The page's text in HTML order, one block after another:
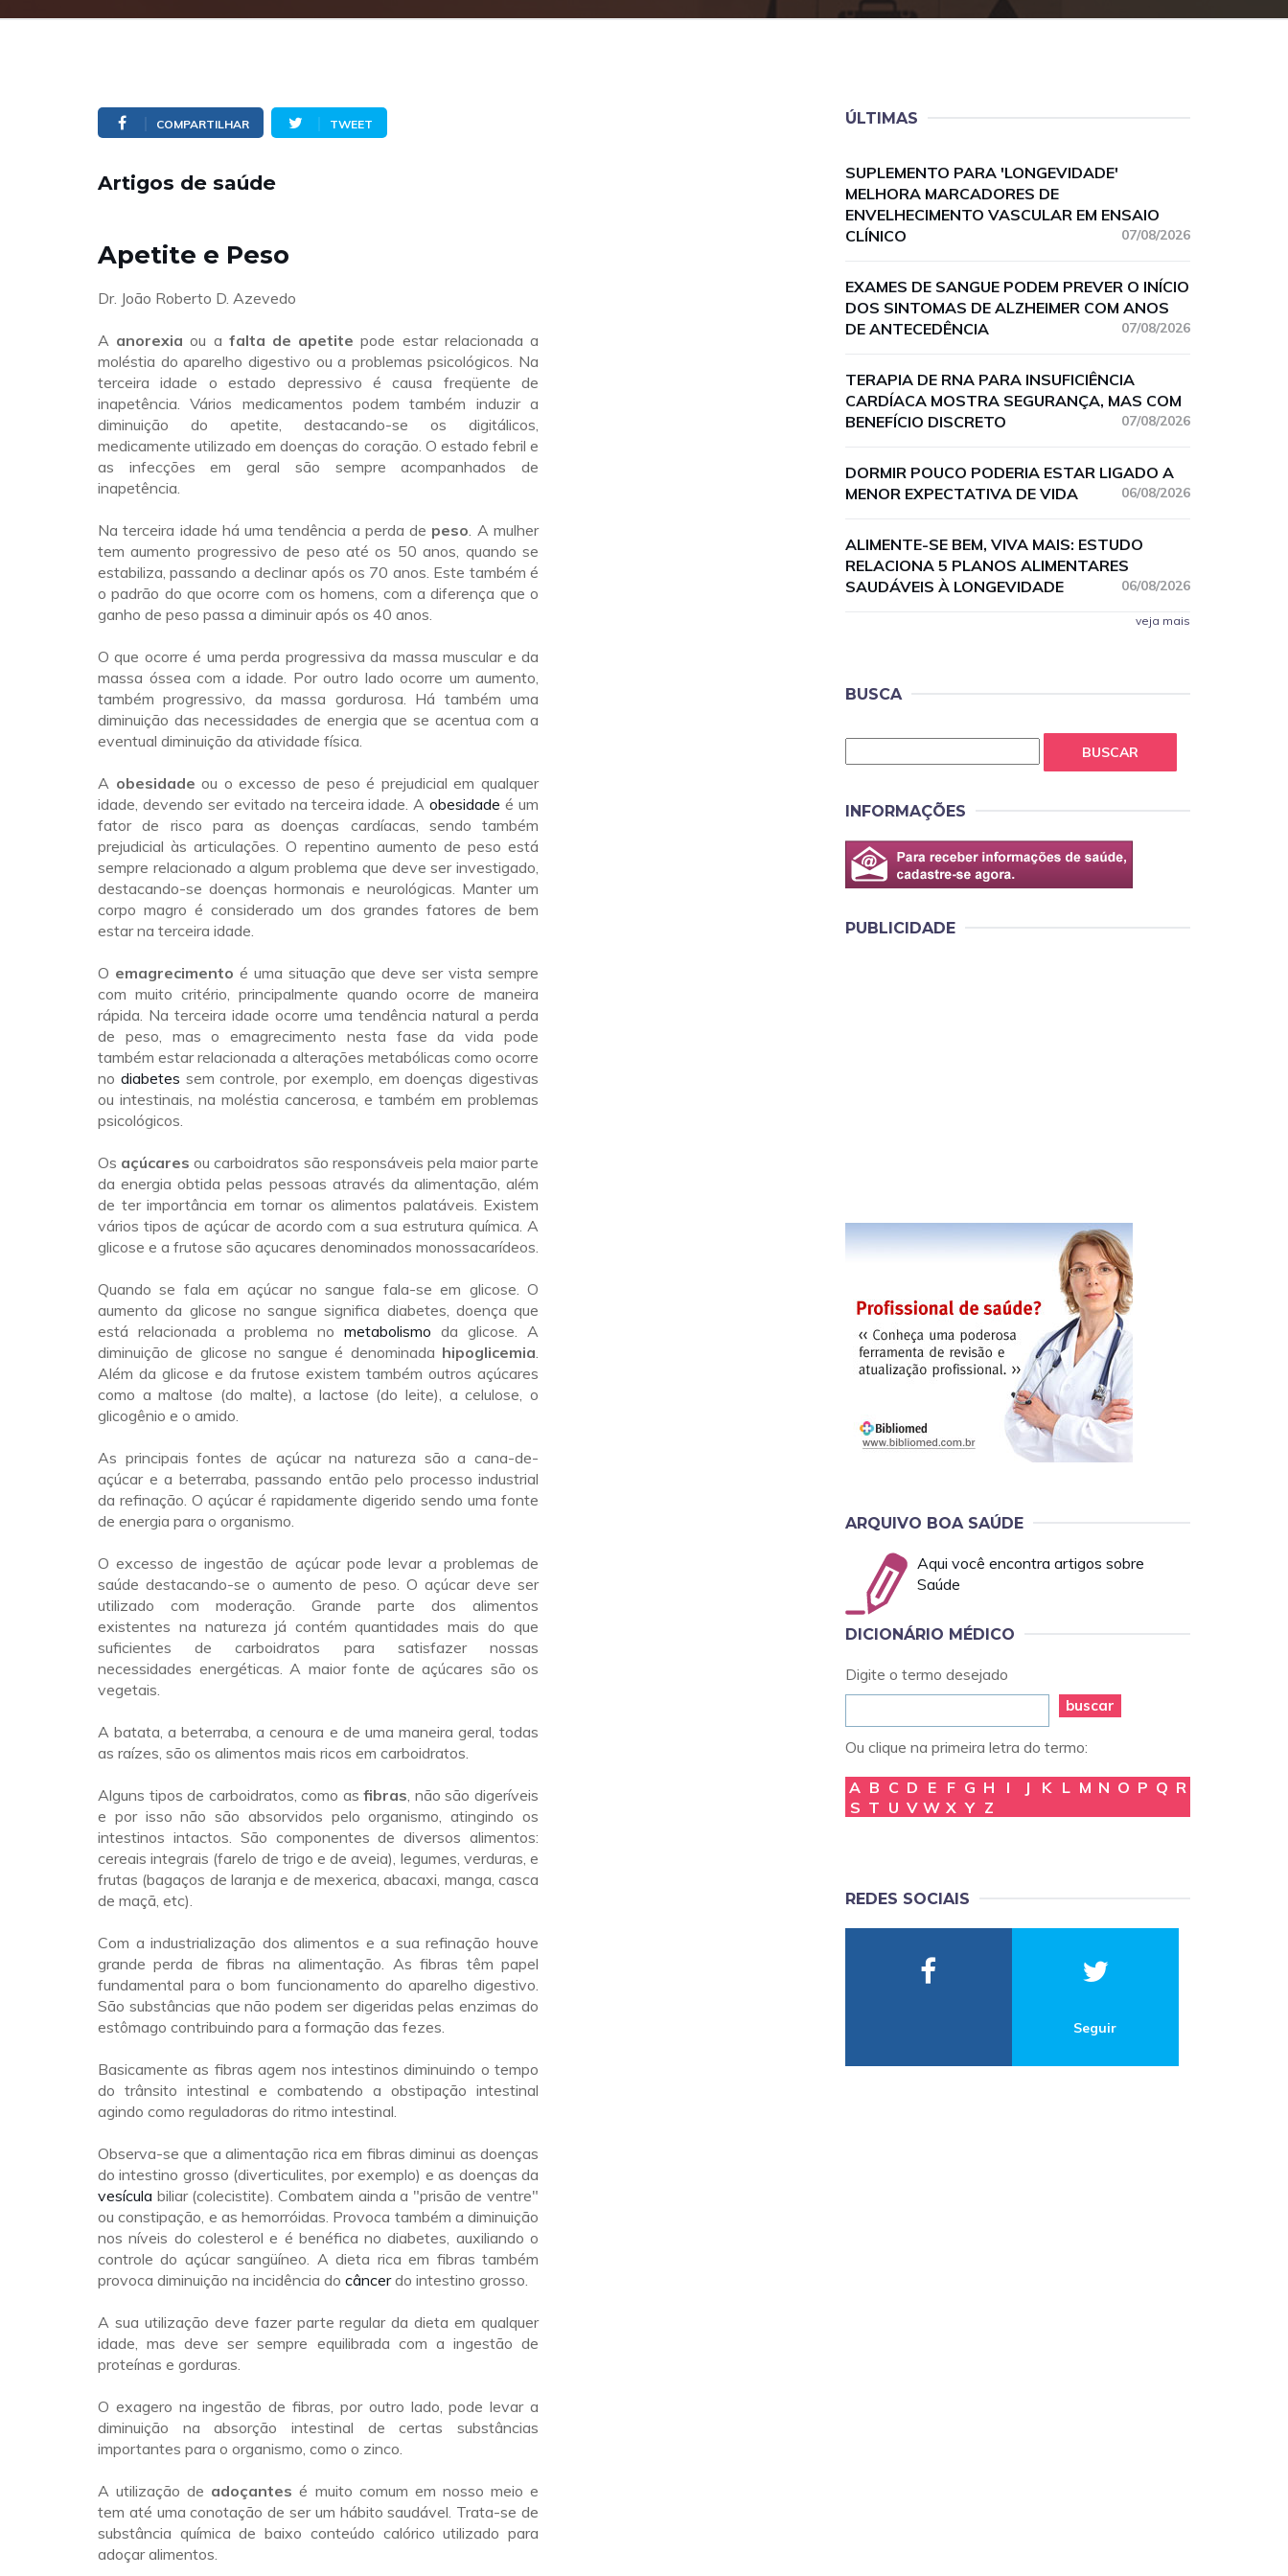
COMPARTILHAR TWEET
Artigos de saúde
Apetite e Peso
Dr. João Roberto D. Azevedo
A anorexia ou a falta de apetite pode estar relacionada a
moléstia do aparelho digestivo ou a problemas psicológicos. Na
terceira idade o estado depressivo é causa freqüente de
inapetência. Vários medicamentos podem também induzir a
diminuição do apetite, destacando-se os digitálicos,
medicamente utilizado em doenças do coração. O estado febril e
as infecções em geral são sempre acompanhados de
inapetência.
Na terceira idade há uma tendência a perda de peso. A mulher
tem aumento progressivo de peso até os 50 anos, quando se
estabiliza, passando a declinar após os 70 anos. Este também é
o padrão do que ocorre com os homens, com a diferença que o
ganho de peso passa a diminuir após os 40 anos.
O que ocorre é uma perda progressiva da massa muscular e da
massa óssea com a idade. Por outro lado ocorre um aumento,
também progressivo, da massa gordurosa. Há também uma
diminuição das necessidades de energia que se acentua com a
eventual diminuição da atividade física.
A obesidade ou o excesso de peso é prejudicial em qualquer
idade, devendo ser evitado na terceira idade. Aobesidade é um
fator de risco para as doenças cardíacas, sendo também
prejudicial às articulações. O repentino aumento de peso está
sempre relacionado a algum problema que deve ser investigado,
destacando-se doenças hormonais e neurológicas. Manter um
corpo magro é considerado um dos grandes fatores de bem
estar na terceira idade.
O emagrecimento é uma situação que deve ser vista sempre
com muito critério, principalmente quando ocorre de maneira
rápida. Na terceira idade ocorre uma tendência natural a perda
de peso, mas o emagrecimento nesta fase da vida pode
também estar relacionada a alterações metabólicas como ocorre
no diabetes sem controle, por exemplo, em doenças digestivas
ou intestinais, na moléstia cancerosa, e também em problemas
psicológicos.
Os açúcares ou carboidratos são responsáveis pela maior parte
da energia obtida pelas pessoas através da alimentação, além
de ter importância em tornar os alimentos palatáveis. Existem
vários tipos de açúcar de acordo com a sua estrutura química. A
glicose e a frutose são açucares denominados monossacarídeos.
Quando se fala em açúcar no sangue fala-se em glicose. O
aumento da glicose no sangue significa diabetes, doença que
está relacionada a problema no metabolismo da glicose. A
diminuição de glicose no sangue é denominada hipoglicemia.
Além da glicose e da frutose existem também outros açúcares
como a maltose (do malte), a lactose (do leite), a celulose, o
glicogênio e o amido.
As principais fontes de açúcar na natureza são a cana-de-
açúcar e a beterraba, passando então pelo processo industrial
da refinação. O açúcar é rapidamente digerido sendo uma fonte
de energia para o organismo.
O excesso de ingestão de açúcar pode levar a problemas de
saúde destacando-se o aumento de peso. O açúcar deve ser
utilizado com moderação. Grande parte dos alimentos
existentes na natureza já contém quantidades mais do que
suficientes de carboidratos para satisfazer nossas
necessidades energéticas. A maior fonte de açúcares são os
vegetais.
A batata, a beterraba, a cenoura e de uma maneira geral, todas
as raízes, são os alimentos mais ricos em carboidratos.
Alguns tipos de carboidratos, como asfibras, não são digeríveis
e por isso não são absorvidos pelo organismo, atingindo os
intestinos intactos. São componentes de diversos alimentos:
cereais integrais (farelo de trigo e de aveia), legumes, verduras, e
frutas (bagaços de laranja e de mexerica, abacaxi, manga, casca
de maçã, etc).
Com a industrialização dos alimentos e a sua refinação houve
grande perda de fibras na alimentação. As fibras têm papel
fundamental para o bom funcionamento do aparelho digestivo.
São substâncias que não podem ser digeridas pelas enzimas do
estômago contribuindo para a formação das fezes.
Basicamente as fibras agem nos intestinos diminuindo o tempo
do trânsito intestinal e combatendo a obstipação intestinal
agindo como reguladoras do ritmo intestinal.
Observa-se que a alimentação rica em fibras diminui as doenças
do intestino grosso (diverticulites, por exemplo) e as doenças da
vesícula biliar (colecistite). Combatem ainda a "prisão de ventre"
ou constipação, e as hemorróidas. Provoca também a diminuição
nos níveis do colesterol e é benéfica no diabetes, auxiliando o
controle do açúcar sangüíneo. A dieta rica em fibras também
provoca diminuição na incidência do câncerdo intestino grosso.
A sua utilização deve fazer parte regular da dieta em qualquer
idade, mas deve ser sempre equilibrada com a ingestão de
proteínas e gorduras.
O exagero na ingestão de fibras, por outro lado, pode levar a
diminuição na absorção intestinal de certas substâncias
importantes para o organismo, como o zinco.
A utilização de adoçantes é muito comum em nosso meio e
tem até uma conotação de ser um hábito saudável. Trata-se de
substância química de baixo conteúdo calórico utilizado para
adoçar alimentos.
ÚLTIMAS
SUPLEMENTO PARA 'LONGEVIDADE'
MELHORA MARCADORES DE
ENVELHECIMENTO VASCULAR EM ENSAIO
CLÍNICO
07/08/2026
EXAMES DE SANGUE PODEM PREVER O INÍCIO
DOS SINTOMAS DE ALZHEIMER COM ANOS
DE ANTECEDÊNCIA
07/08/2026
TERAPIA DE RNA PARA INSUFICIÊNCIA
CARDÍACA MOSTRA SEGURANÇA, MAS COM
BENEFÍCIO DISCRETO
07/08/2026
DORMIR POUCO PODERIA ESTAR LIGADO A
MENOR EXPECTATIVA DE VIDA
06/08/2026
ALIMENTE-SE BEM, VIVA MAIS: ESTUDO
RELACIONA 5 PLANOS ALIMENTARES
SAUDÁVEIS À LONGEVIDADE
06/08/2026
veja mais
BUSCA
BUSCAR
INFORMAÇÕES
PUBLICIDADE
ARQUIVO BOA SAÚDE
Aqui você encontra artigos sobre
Saúde
DICIONÁRIO MÉDICO
Digite o termo desejado
buscar
Ou clique na primeira letra do termo:
A B C D E F G H I J K L M N O P Q R
S T U V W X Y Z
REDES SOCIAIS
Seguir